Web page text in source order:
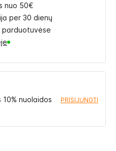
nuo 50€
per 30 dienų
parduotuvėse
nuolaidos
PRISIJUNGTI